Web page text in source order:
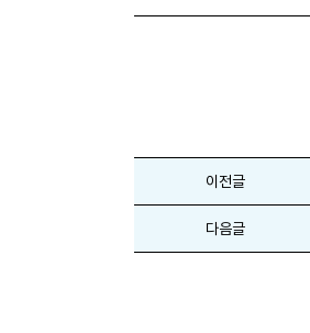
이전글
다음글